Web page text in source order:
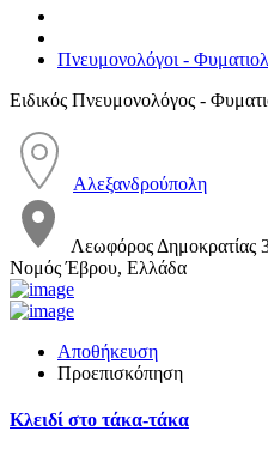
Πνευμονολόγοι -
Ειδικός Πνευμονολόγος -
Αλεξανδρούπολη
Λεωφόρος Δημοκρατίας
Νομός Έβρου, Ελλάδα
Αποθήκευση
Προεπισκόπηση
Κλειδί στο τάκα-τάκα